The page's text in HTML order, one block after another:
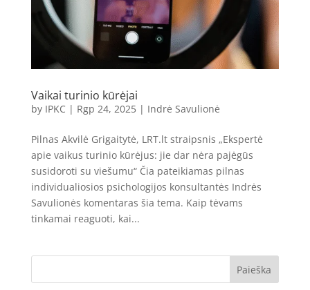
Vaikai turinio kūrėjai
by IPKC | Rgp 24, 2025| Indrė Savulionė
Pilnas Akvilė Grigaitytė, LRT.lt straipsnis „Ekspertė
apie vaikus turinio kūrėjus: jie dar nėra pajėgūs
susidoroti su viešumu“ Čia pateikiamas pilnas
individualiosios psichologijos konsultantės Indrės
Savulionės komentaras šia tema. Kaip tėvams
tinkamai reaguoti, kai...
Paieška